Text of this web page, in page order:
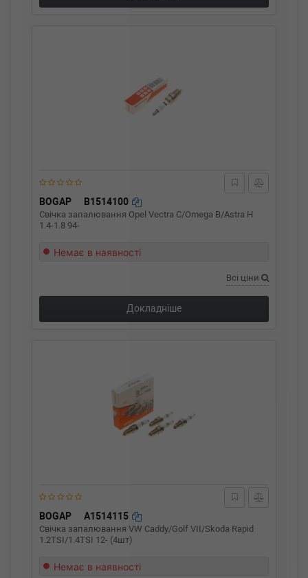
BOGAP B1514100
Свічка запалювання Opel Vectra C/Omega B/Astra H
1.4-1.8 94-
Немає в наявності
Всі ціни
Докладніше
BOGAP A1514115
Свічка запалювання VW Caddy/Golf VII/Skoda Rapid
1.2TSI/1.4TSI 12- (4шт)
Немає в наявності